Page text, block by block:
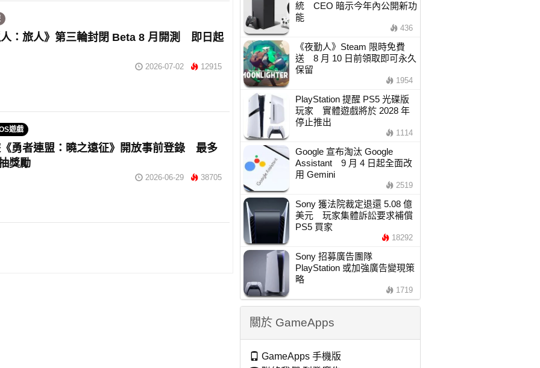
：旅人》第三輪封閉 Beta 8 月開測 即日起
2026-07-02 12915
遊戲
勇者連盟：曉之遠征》開放事前登錄 最多
獎勵
2026-06-29 38705
統 CEO 暗示今年內公開新功
能
436
《夜勤人》Steam 限時免費
送 8 月 10 日前領取即可永久
保留
1954
PlayStation 提醒 PS5 光碟版
玩家 實體遊戲將於 2028 年
停止推出
1114
Google 宣布淘汰 Google
Assistant 9 月 4 日起全面改
用 Gemini
2519
Sony 獲法院裁定退還 5.08 億
美元 玩家集體訴訟要求補償
PS5 買家
18292
Sony 招募廣告團隊
PlayStation 或加強廣告變現策
略
1719
關於 GameApps
GameApps 手機版